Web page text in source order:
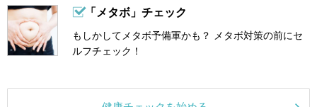
「メタボ」チェック
もしかしてメタボ予備軍かも？ メタボ対策の前にセ
ルフチェック！